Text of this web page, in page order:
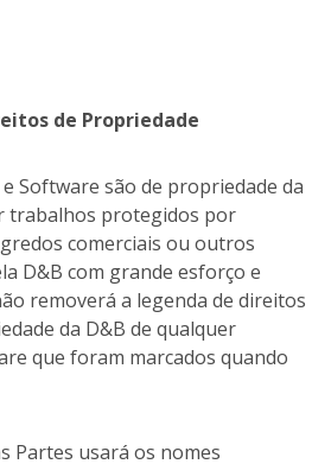
de Propriedade
são de propriedade da
trabalhos protegidos por
comerciais ou outros
D&B com grande esforço e
removerá a legenda de direitos
da D&B de qualquer
que foram marcados quando
usará os nomes